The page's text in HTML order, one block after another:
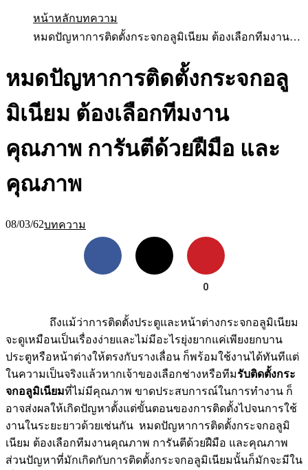
หน้าหลักบทความ
หมดปัญหาการติดตั้งกระจกอลูมิเนียม ต้องเลือกทีมงาน
หมดปัญหาการติดตั้งกระจกอลู
มิเนียม ต้องเลือกทีมงาน
คุณภาพ การันตีด้วยฝืมือ และ
คุณภาพ
08/03/62บทความ
0
ถึงแม้ว่าการติดตั้งประตูและหน้าต่างกระจกอลูมิเนียม
จะดูเหมือนเป็นเรื่องง่ายและไม่มีอะไรยุ่งยากแค่เพียงยกบาน
ประตูหรือหน้าต่างให้ตรงกับรางเลื่อน ก็พร้อมใช้งานได้ทันทีแต่
ในความเป็นจริงแล้วหากเจ้าของเลือกช่างหรือทีมรับติดตั้งกระ
จกอลูมิเนียมที่ไม่มีคุณภาพ ขาดประสบการณ์ในการทำงาน ก็
อาจส่งผลให้เกิดปัญหาตั้งแต่ขั้นตอนของการติดตั้งไปจนการใช้
งานในระยะยาวด้วยเช่นกัน หมดปัญหาการติดตั้งกระจกอลูมิ
เนียม ต้องเลือกทีมงานคุณภาพ การันตีด้วยฝืมือ และคุณภาพ
ส่วนปัญหาที่มักเกิดกับการติดตั้งกระจกอลูมิเนียมนั้นก็มักจะมีใน